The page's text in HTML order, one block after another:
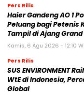
Pers Rilis
Haier Gandeng AO 1
Peluang bagi Petenis
Tampil di Ajang
Kamis, 6 Agu 2026 - 12:10
Pers Rilis
SUS ENVIRONMENT
WtE di Indonesia,
Global